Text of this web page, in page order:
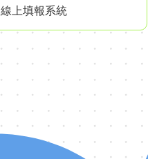
線上填報系統